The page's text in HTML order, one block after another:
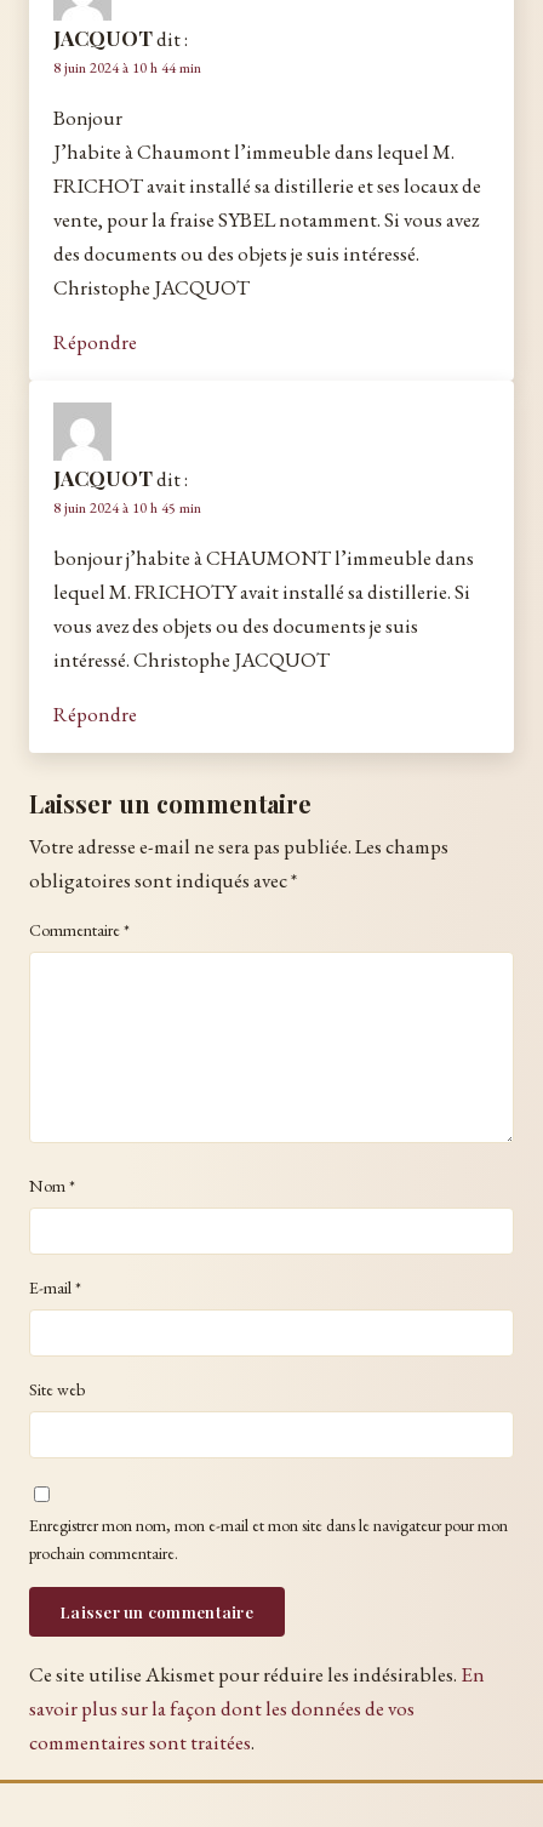
JACQUOTdit :
8 juin 2024 à 10 h 44 min
Bonjour
J’habite à Chaumont l’immeuble dans lequel M.
FRICHOT avait installé sa distillerie et ses locaux de
vente, pour la fraise SYBEL notamment. Si vous avez
des documents ou des objets je suis intéressé.
Christophe JACQUOT
Répondre
JACQUOTdit :
8 juin 2024 à 10 h 45 min
bonjour j’habite à CHAUMONT l’immeuble dans
lequel M. FRICHOTY avait installé sa distillerie. Si
vous avez des objets ou des documents je suis
intéressé. Christophe JACQUOT
Répondre
Laisser un commentaire
Votre adresse e-mail ne sera pas publiée.Les champs
obligatoires sont indiqués avec*
Commentaire*
Nom*
E-mail*
Site web
Enregistrer mon nom, mon e-mail et mon site dans le navigateur pour mon
prochain commentaire.
Ce site utilise Akismet pour réduire les indésirables. En
savoir plus sur la façon dont les données de vos
commentaires sont traitées.